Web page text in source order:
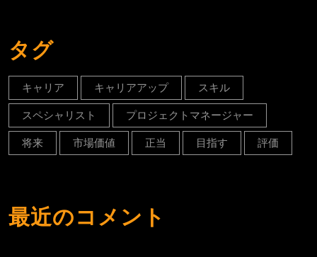
タグ
キャリア キャリアアップ スキル
スペシャリスト プロジェクトマネージャー
将来 市場価値 正当 目指す 評価
最近のコメント